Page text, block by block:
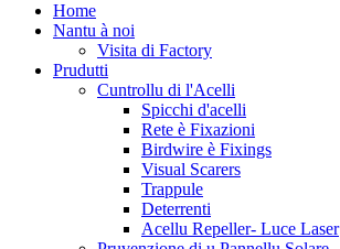
Home
Nantu à noi
Visita di Factory
Prudutti
Cuntrollu di l'Acelli
Spicchi d'acelli
Rete è Fixazioni
Birdwire è Fixings
Visual Scarers
Trappule
Deterrenti
Acellu Repeller- Luce Laser